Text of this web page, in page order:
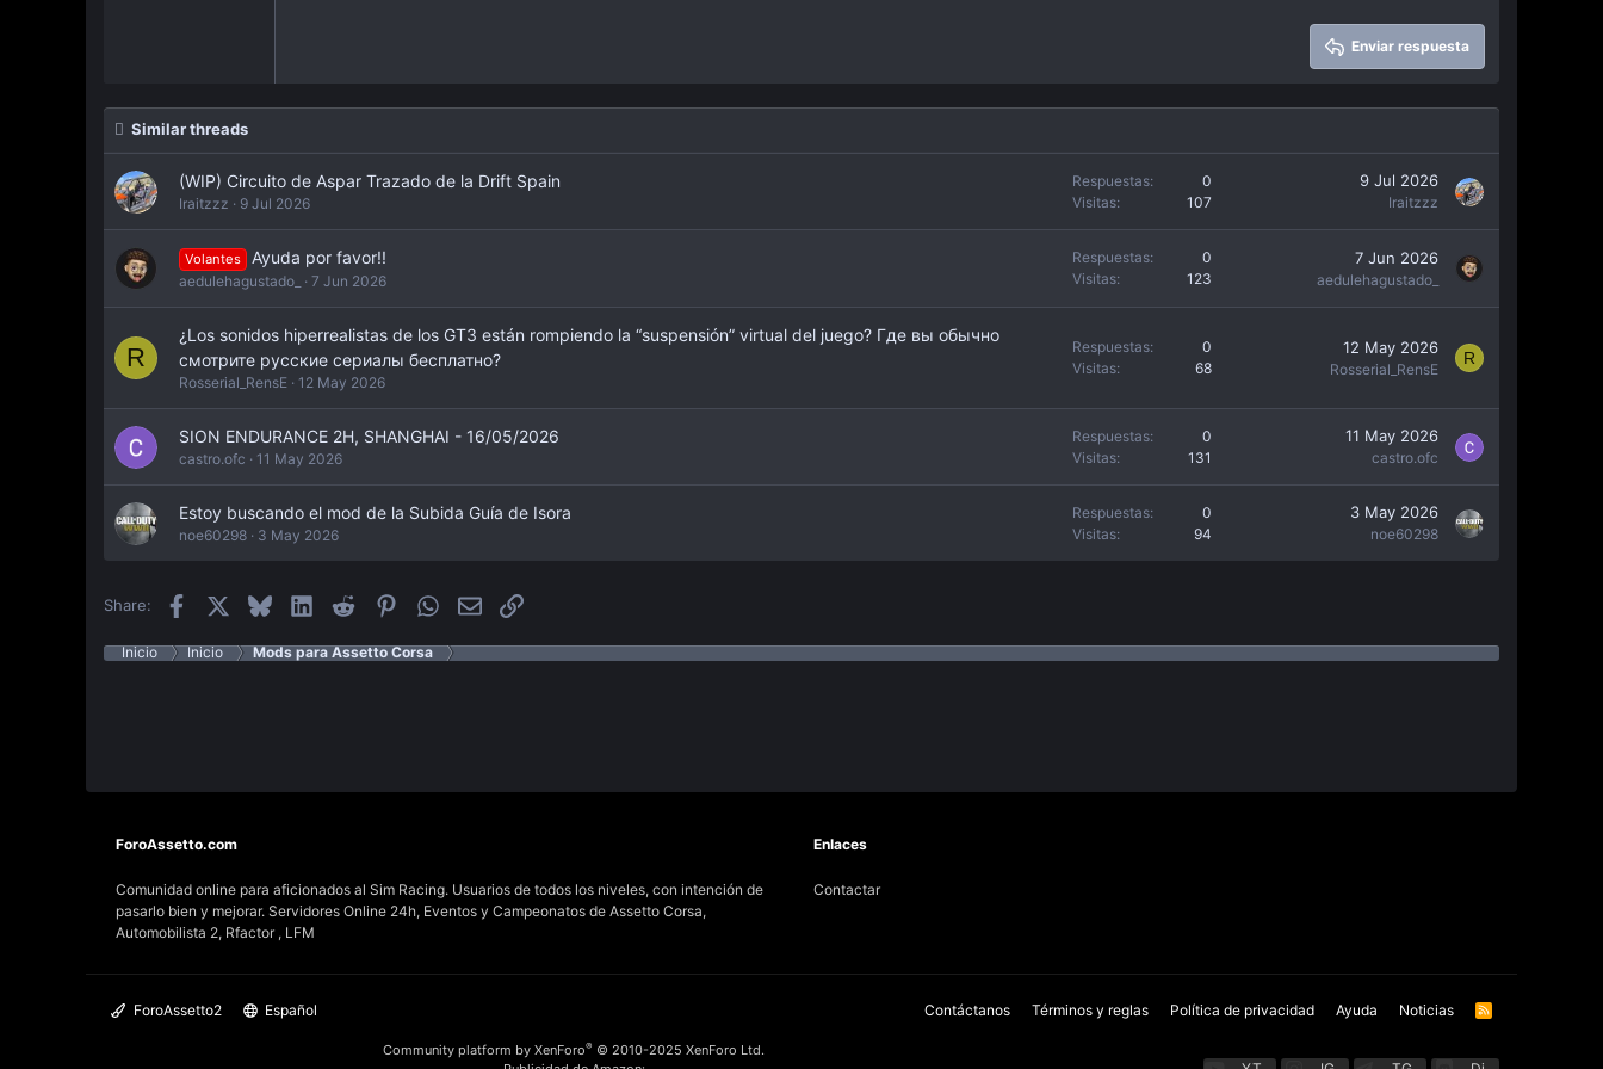
Enviar respuesta
Similar threads
(WIP) Circuito de Aspar Trazado de la Drift Spain
Iraitzzz 9 Jul 2026
Respuestas
0
Visitas
107
9 Jul 2026
Iraitzzz
Volantes Ayuda por favor!!
aedulehagustado_ 7 Jun 2026
Respuestas
0
Visitas
123
7 Jun 2026
aedulehagustado_
R
¿Los sonidos hiperrealistas de los GT3 están rompiendo la “suspensión” virtual del juego? Где вы обычно
смотрите русские сериалы бесплатно?
Rosserial_RensE 12 May 2026
Respuestas
0
Visitas
68
12 May 2026
Rosserial_RensE
R
SION ENDURANCE 2H, SHANGHAI - 16/05/2026
castro.ofc 11 May 2026
Respuestas
0
Visitas
131
11 May 2026
castro.ofc
Estoy buscando el mod de la Subida Guía de Isora
noe60298 3 May 2026
Respuestas
0
Visitas
94
3 May 2026
noe60298
Share: Facebook Bluesky LinkedInReddit PinterestWhatsApp
Email Enlace
Inicio Inicio Mods para Assetto Corsa
ForoAssetto.com
Comunidad online para aficionados al Sim Racing. Usuarios de todos los niveles, con intención de
pasarlo bien y mejorar. Servidores Online 24h, Eventos y Campeonatos de Assetto Corsa,
Automobilista 2, Rfactor , LFM
Enlaces
Contactar
ForoAssetto2 Español Contáctanos Términos y reglas Política de privacidad Ayuda Noticias
R
Community platform by XenForo® © 2010-2025 XenForo Ltd.